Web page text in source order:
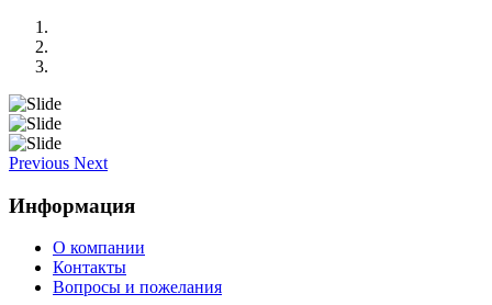
Previous Next
Информация
О компании
Контакты
Вопросы и пожелания